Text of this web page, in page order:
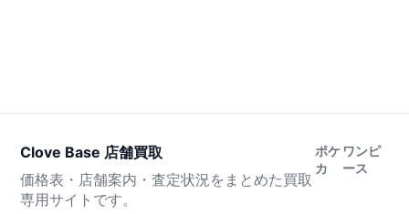
Clove Base 店舗買取
価格表・店舗案内・査定状況をまとめた買取
専用サイトです。
ポケ
カ
ワンピ
ース